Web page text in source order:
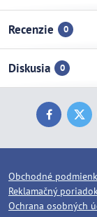
Recenzie 0
Diskusia 0
Facebook
Obchodné
Reklamačný
Ochrana osobných